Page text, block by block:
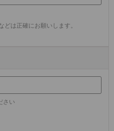
は正確にお願いします。
さい